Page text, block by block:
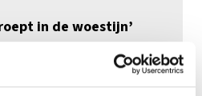
in de woestijn’